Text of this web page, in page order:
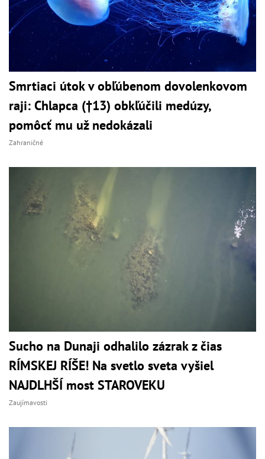
Smrtiaci útok v obľúbenom dovolenkovom
raji: Chlapca (†13) obkľúčili medúzy,
pomôcť mu už nedokázali
Zahraničné
Sucho na Dunaji odhalilo zázrak z čias
RÍMSKEJ RÍŠE! Na svetlo sveta vyšiel
NAJDLHŠÍ most STAROVEKU
Zaujímavosti